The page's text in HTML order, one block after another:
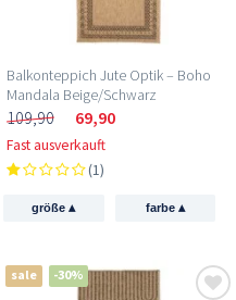
Balkonteppich Jute Optik – Boho
Mandala Beige/Schwarz
109,90 69,90
Fast ausverkauft
(1)
größe▴ farbe ▴
sale -30%